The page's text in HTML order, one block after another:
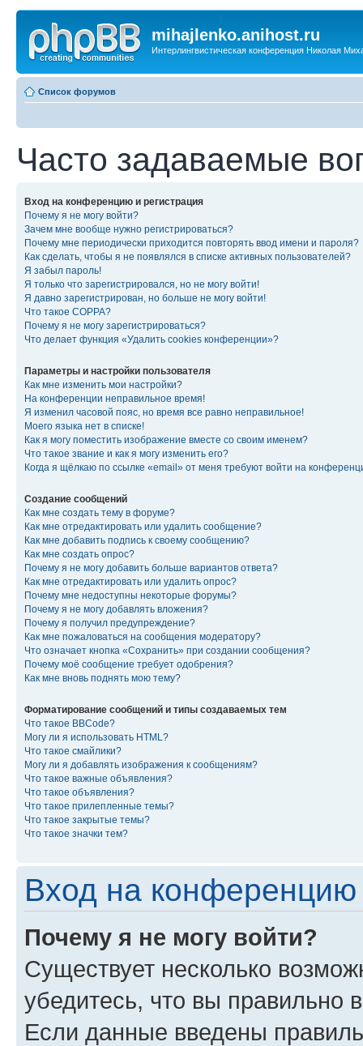
mihajlenko.anihost.ru
Интерлингвистическая конференция Николая
Список форумов
Часто задаваемые
Вход на конференцию и регистрация
Почему я не могу войти?
Зачем мне вообще нужно регистрироваться?
Почему мне периодически приходится повторять ввод имени и пароля?
Как сделать, чтобы я не появлялся в списке активных пользователей?
Я забыл пароль!
Я только что зарегистрировался, но не могу войти!
Я давно зарегистрирован, но больше не могу войти!
Что такое COPPA?
Почему я не могу зарегистрироваться?
Что делает функция «Удалить cookies конференции»?
Параметры и настройки пользователя
Как мне изменить мои настройки?
На конференции неправильное время!
Я изменил часовой пояс, но время все равно неправильное!
Моего языка нет в списке!
Как я могу поместить изображение вместе со своим именем?
Что такое звание и как я могу изменить его?
Когда я щёлкаю по ссылке «email» от меня требуют войти на
Создание сообщений
Как мне создать тему в форуме?
Как мне отредактировать или удалить сообщение?
Как мне добавить подпись к своему сообщению?
Как мне создать опрос?
Почему я не могу добавить больше вариантов ответа?
Как мне отредактировать или удалить опрос?
Почему мне недоступны некоторые форумы?
Почему я не могу добавлять вложения?
Почему я получил предупреждение?
Как мне пожаловаться на сообщения модератору?
Что означает кнопка «Сохранить» при создании сообщения?
Почему моё сообщение требует одобрения?
Как мне вновь поднять мою тему?
Форматирование сообщений и типы создаваемых тем
Что такое BBCode?
Могу ли я использовать HTML?
Что такое смайлики?
Могу ли я добавлять изображения к сообщениям?
Что такое важные объявления?
Что такое объявления?
Что такое прилепленные темы?
Что такое закрытые темы?
Что такое значки тем?
Вход на конференцию
Почему я не могу войти?
Существует несколько
убедитесь, что вы правильно
Если данные введены